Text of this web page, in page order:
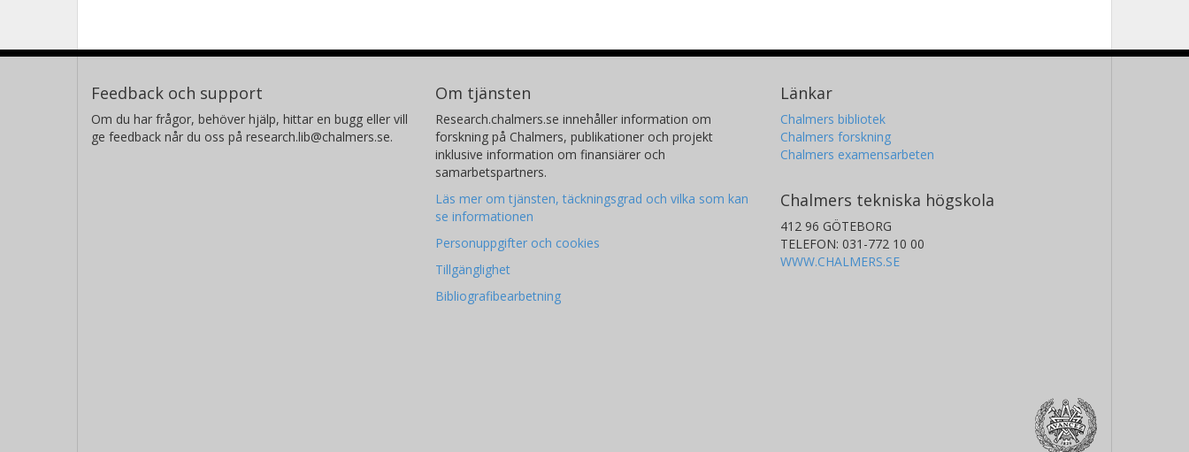
Feedback och support
Om du har frågor, behöver hjälp, hittar en bugg eller vill
ge feedback når du oss på research.lib@chalmers.se.
Om tjänsten
Research.chalmers.se innehåller information om
forskning på Chalmers, publikationer och projekt
inklusive information om finansiärer och
samarbetspartners.
Läs mer om tjänsten, täckningsgrad och vilka som kan
se informationen
Personuppgifter och cookies
Tillgänglighet
Bibliografibearbetning
Länkar
Chalmers bibliotek
Chalmers forskning
Chalmers examensarbeten
Chalmers tekniska högskola
412 96 GÖTEBORG
TELEFON: 031-772 10 00
WWW.CHALMERS.SE